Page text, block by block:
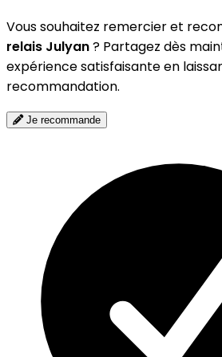
Vous souhaitez remercier et
relais Julyan? Partagez dès
expérience satisfaisante en
recommandation.
Je recommande